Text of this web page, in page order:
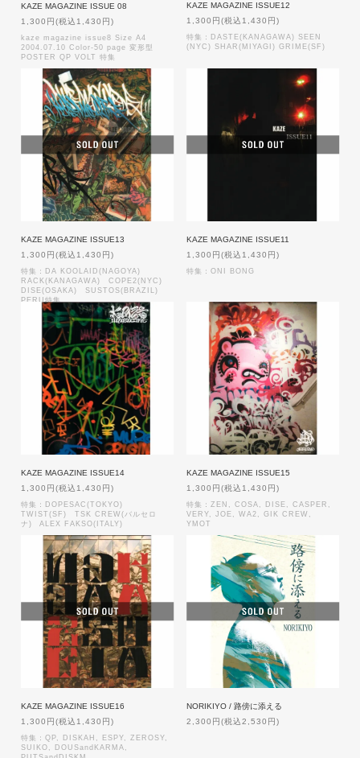
KAZE MAGAZINE ISSUE 08
1,300円(税込1,430円)
kaze magazine issue8 Size A4
2004.07.10 Color-50 page 変形型
POSTER QP VOLT 特集
KAZE MAGAZINE ISSUE12
1,300円(税込1,430円)
特集：DASTE(KANAGAWA) SEEN
(NYC) SHAR(MIYAGI) GRIME(SF)
KAZE MAGAZINE ISSUE13
1,300円(税込1,430円)
特集：DA KOOLAID(NAGOYA)
RACK(KANAGAWA) COPE2(NYC)
DISE(OSAKA) SUSTOS(BRAZIL)
PERU特集
KAZE MAGAZINE ISSUE11
1,300円(税込1,430円)
特集：ONI BONG
KAZE MAGAZINE ISSUE14
1,300円(税込1,430円)
特集：DOPESAC(TOKYO)
TWIST(SF) TSK CREW(バルセロ
ナ) ALEX FAKSO(ITALY)
KAZE MAGAZINE ISSUE15
1,300円(税込1,430円)
特集：ZEN, COSA, DISE, CASPER,
VERY, JOE, WA2, GIK CREW,
YMOT
KAZE MAGAZINE ISSUE16
1,300円(税込1,430円)
特集：QP, DISKAH, ESPY, ZEROSY,
SUIKO, DOUSandKARMA,
NORIKIYO / 路傍に添える
2,300円(税込2,530円)